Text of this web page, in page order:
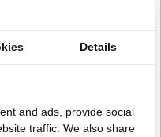
Details
and ads, provide social
traffic. We also share